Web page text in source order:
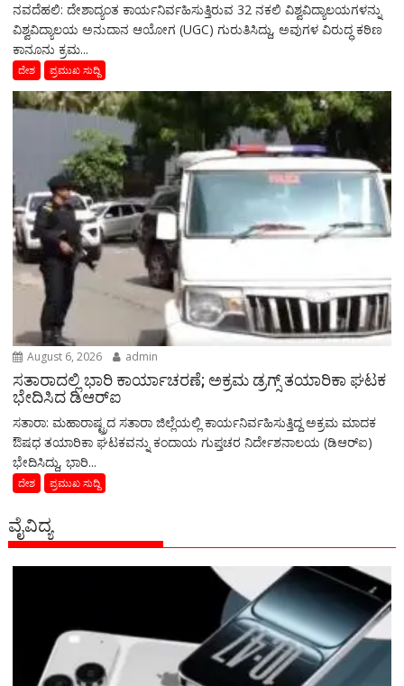
ನವದೆಹಲಿ: ದೇಶಾದ್ಯಂತ ಕಾರ್ಯನಿರ್ವಹಿಸುತ್ತಿರುವ 32 ನಕಲಿ ವಿಶ್ವವಿದ್ಯಾಲಯಗಳನ್ನು
ವಿಶ್ವವಿದ್ಯಾಲಯ ಅನುದಾನ ಆಯೋಗ (UGC) ಗುರುತಿಸಿದ್ದು, ಅವುಗಳ ವಿರುದ್ಧ ಕಠಿಣ
ಕಾನೂನು ಕ್ರಮ...
ದೇಶ ಪ್ರಮುಖ ಸುದ್ದಿ
August 6, 2026 admin
ಸತಾರಾದಲ್ಲಿ ಭಾರಿ ಕಾರ್ಯಾಚರಣೆ; ಅಕ್ರಮ ಡ್ರಗ್ಸ್ ತಯಾರಿಕಾ ಘಟಕ
ಭೇದಿಸಿದ ಡಿಆರ್‌ಐ
ಸತಾರಾ: ಮಹಾರಾಷ್ಟ್ರದ ಸತಾರಾ ಜಿಲ್ಲೆಯಲ್ಲಿ ಕಾರ್ಯನಿರ್ವಹಿಸುತ್ತಿದ್ದ ಅಕ್ರಮ ಮಾದಕ
ಔಷಧ ತಯಾರಿಕಾ ಘಟಕವನ್ನು ಕಂದಾಯ ಗುಪ್ತಚರ ನಿರ್ದೇಶನಾಲಯ (ಡಿಆರ್‌ಐ)
ಭೇದಿಸಿದ್ದು, ಭಾರಿ...
ದೇಶ ಪ್ರಮುಖ ಸುದ್ದಿ
ವೈವಿದ್ಯ